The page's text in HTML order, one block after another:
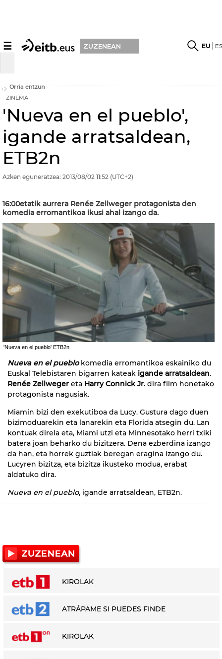
☰ ZUZENEAN EU
Orria entzun
ZINEMA
'Nueva en el pueblo',
igande arratsaldean,
ETB2n
Azken eguneratzea: 2013/08/02 11:52 (UTC+2)
16:00etatik aurrera Renée Zellweger protagonista den
komedia erromantikoa ikusi ahal izango da.
'Nueva en el pueblo' ETB2n
Nueva en el pueblokomedia erromantikoa eskainiko du
Euskal Telebistaren bigarren kateak igande arratsaldean.
Renée Zellweger eta Harry Connick Jr. dira film honetako
protagonista nagusiak.
Miamin bizi den exekutiboa da Lucy. Gustura dago duen
bizimoduarekin eta lanarekin eta Florida atsegin du. Lan
kontuak direla eta, Miami utzi eta Minnesotako herri txiki
batera joan beharko du bizitzera. Dena ezberdina izango
da han, eta horrek guztiak beregan eragina izango du.
Lucyren bizitza, eta bizitza ikusteko modua, erabat
aldatuko dira.
Nueva en el pueblo, igande arratsaldean, ETB2n.
KIROLAK
ATRÁPAME SI PUEDES FINDE
KIROLAK